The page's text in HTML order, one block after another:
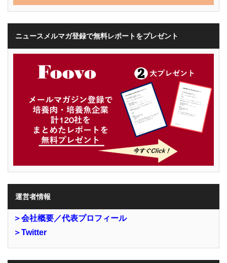
ニュースメルマガ登録で無料レポートをプレゼント
運営者情報
＞会社概要／代表プロフィール
＞Twitter